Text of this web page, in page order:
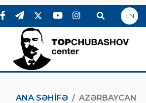
EN
ANA SƏHIFƏ AZƏRBAYCAN